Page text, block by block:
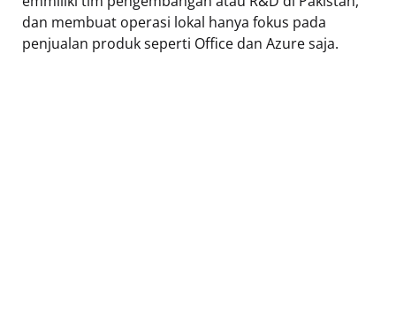
dan membuat operasi lokal hanya fokus pada
penjualan produk seperti Office dan Azure saja.